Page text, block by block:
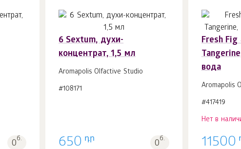
0б.
6 Sextum, духи-
концентрат, 1,5 мл
Aromapolis Olfactive Studio
#108171
650 դր 0б.
Fresh Fig
вода
Aromapolis
#417419
Нет в
11500